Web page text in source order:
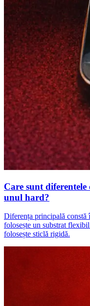
Care sunt
unul hard?
Diferența principală
folosește un substrat
folosește sticlă rigidă.